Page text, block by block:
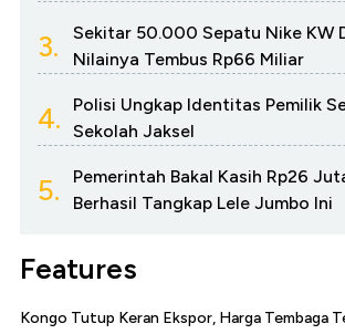
3.
Sekitar 50.000 Sepatu Nike KW
Nilainya Tembus Rp66 Miliar
4.
Polisi Ungkap Identitas Pemilik
Sekolah Jaksel
5.
Pemerintah Bakal Kasih Rp26
Berhasil Tangkap Lele Jumbo Ini
Features
Kongo Tutup Keran Ekspor, Harga Tembaga